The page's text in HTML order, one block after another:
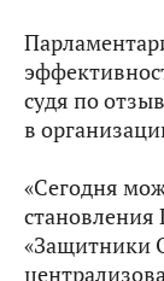
судя по
в
«Сегодня
становления
«Защитники